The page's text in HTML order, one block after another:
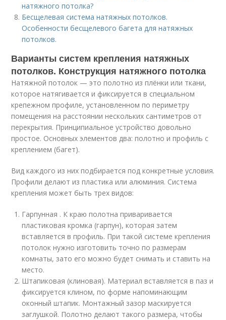
натяжного потолка?
Бесщелевая система натяжных потолков.
Особенности бесщелевого багета для натяжных
потолков.
Варианты систем крепления натяжных
потолков. Конструкция натяжного потолка
Натяжной потолок — это полотно из плёнки или ткани,
которое натягивается и фиксируется в специальном
крепежном профиле, установленном по периметру
помещения на расстоянии нескольких сантиметров от
перекрытия. Принципиальное устройство довольно
простое. Основных элементов два: полотно и профиль с
креплением (багет).
Вид каждого из них подбирается под конкретные условия.
Профили делают из пластика или алюминия. Система
крепления может быть трех видов:
Гарпунная . К краю полотна приваривается
пластиковая кромка (гарпун), которая затем
вставляется в профиль. При такой системе крепления
потолок нужно изготовить точно по размерам
комнаты, зато его можно будет снимать и ставить на
место.
Штапиковая (клиновая). Материал вставляется в паз и
фиксируется клином, по форме напоминающим
оконный штапик. Монтажный зазор маскируется
заглушкой. Полотно делают такого размера, чтобы